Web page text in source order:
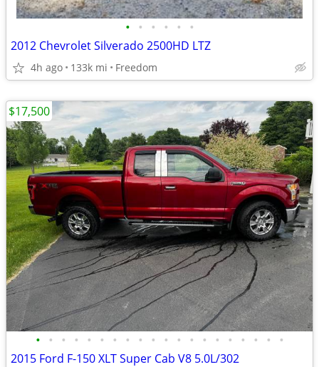
• • • • • •
2012 Chevrolet Silverado 2500HD LTZ
4h ago 133k mi Freedom
• • • • • • • • • • • • • • • • • • • •
2015 Ford F-150 XLT Super Cab V8 5.0L/302
$17,500